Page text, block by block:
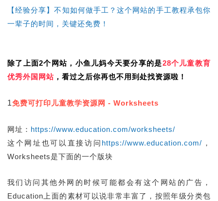
【经验分享】不知如何做手工？这个网站的手工教程承包你
一辈子的时间，关键还免费！
除了上面2个网站，小鱼儿妈今天要分享的是28个儿童教育
优秀外国网站 ，看过之后你再也不用到处找资源啦！
1免费可打印儿童教学资源网 - Worksheets
网址： https://www.education.com/worksheets/
这个网址也可以直接访问 https://www.education.com/ ，
Worksheets是下面的一个版块
我们访问其他外网的时候可能都会有这个网站的广告，
Education上面的素材可以说非常丰富了，按照年级分类包